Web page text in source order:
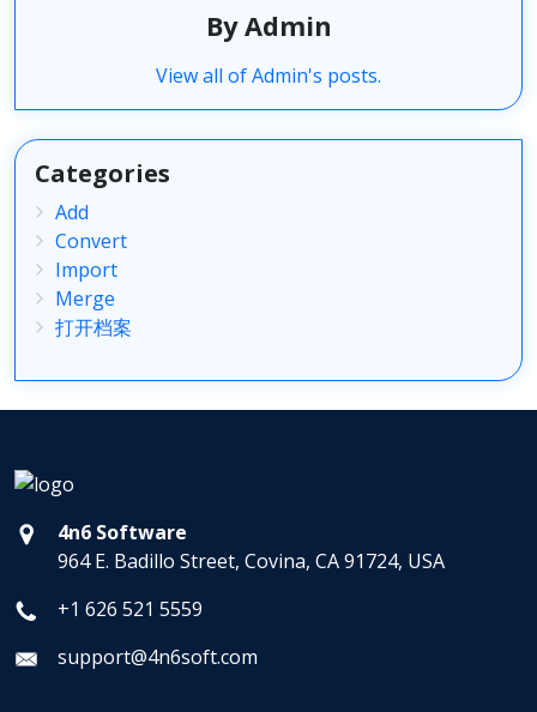
By Admin
View all of Admin's posts.
Categories
Add
Convert
Import
Merge
打开档案
4n6 Software
964 E. Badillo Street, Covina, CA 91724, USA
+1 626 521 5559
support@4n6soft.com